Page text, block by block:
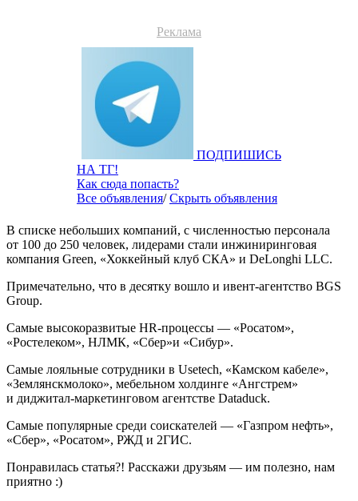
Реклама
ПОДПИШИСЬ
НА ТГ!
Как сюда попасть?
Все объявления/Скрыть объявления
В списке небольших компаний, с численностью персонала
от 100 до 250 человек, лидерами стали инжиниринговая
компания Green, «Хоккейный клуб СКА» и DeLonghi LLC.
Примечательно, что в десятку вошло и ивент-агентство BGS
Group.
Самые высокоразвитые HR-процессы — «Росатом»,
«Ростелеком», НЛМК, «Сбер»и «Сибур».
Самые лояльные сотрудники в Usetech, «Камском кабеле»,
«Землянскмолоко», мебельном холдинге «Ангстрем»
и диджитал-маркетинговом агентстве Dataduck.
Самые популярные среди соискателей — «Газпром нефть»,
«Сбер», «Росатом», РЖД и 2ГИС.
Понравилась статья?! Расскажи друзьям — им полезно, нам
приятно :)